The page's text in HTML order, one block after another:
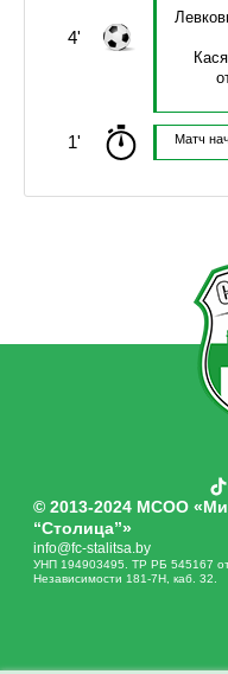
4'
1' Матч
© 2013-2024 МСОО
“Столица”»
info@fc-stalitsa.by
УНП 194903495. ТР РБ 545167 от
Независимости 181-7Н, каб. 32.